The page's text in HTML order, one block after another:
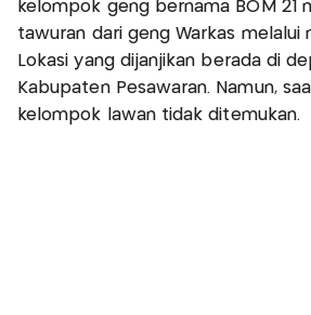
kelompok geng bernama BOM 21
tawuran dari geng Warkas melalui
Lokasi yang dijanjikan berada di
Kabupaten Pesawaran. Namun,
kelompok lawan tidak ditemukan.